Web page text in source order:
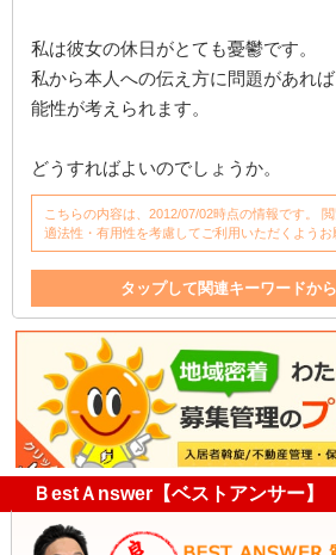
私は彼女の休日がとても憂鬱です。
私から本人への伝え方に問題があれ
能性が考えられます。
どうすればよいのでしょうか。
こちらの内容は、2012/07/02時点の情報です。
適法性・有用性を考慮してご利用いただくようお
タップして関連キーワードか
騒音問題 大家 入居者 アパート
家賃 入居 同居 敷地内
ＢestＡnswer【ベストアンサー】